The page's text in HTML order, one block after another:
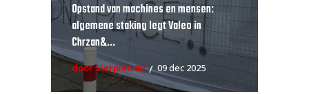
Opstand van machines en mensen:
algemene staking legt Valeo in
Chrzan&...
door Sierpien 80 09 dec 2025